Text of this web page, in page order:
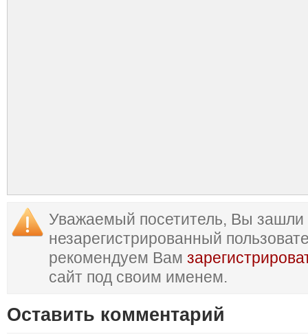
Уважаемый посетитель, Вы зашли
незарегистрированный
рекомендуем Вам
сайт под своим именем.
Оставить комментарий